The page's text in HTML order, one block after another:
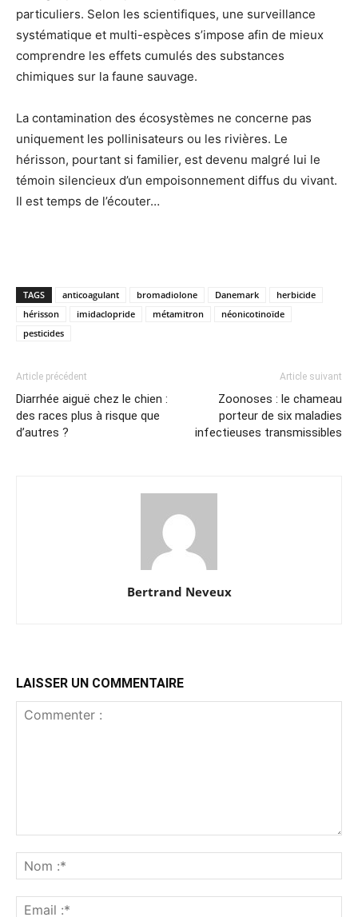
particuliers. Selon les scientifiques, une surveillance
systématique et multi-espèces s’impose afin de mieux
comprendre les effets cumulés des substances
chimiques sur la faune sauvage.
La contamination des écosystèmes ne concerne pas
uniquement les pollinisateurs ou les rivières. Le
hérisson, pourtant si familier, est devenu malgré lui le
témoin silencieux d’un empoisonnement diffus du vivant.
Il est temps de l’écouter…
TAGS anticoagulant bromadiolone Danemark
herbicide
hérisson
imidaclopride métamitron
néonicotinoïde
pesticides
Article précédent
Diarrhée aiguë chez le chien :
des races plus à risque que
d’autres ?
Article suivant
Zoonoses : le chameau
porteur de six maladies
infectieuses transmissibles
Bertrand Neveux
LAISSER UN COMMENTAIRE